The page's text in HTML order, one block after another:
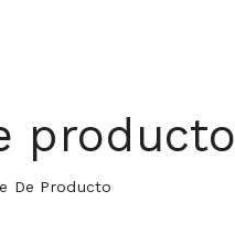
producto
De Producto